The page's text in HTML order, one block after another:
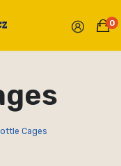
0
Cages